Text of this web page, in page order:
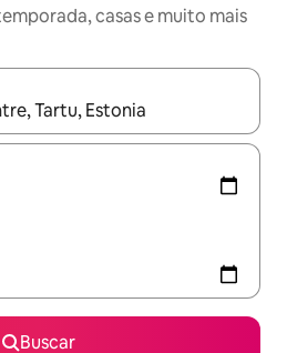
casas e muito mais
disponíveis, explore-os
Buscar